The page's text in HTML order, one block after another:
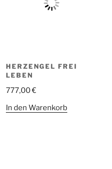
HERZENGEL FREI
LEBEN
777,00€
In den Warenkorb